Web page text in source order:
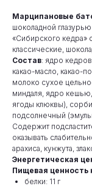
Марципановые
шоколадной
«Сибирского кедра»
классические,
Состав: ядро
какао-масло, какао-
молоко сухое
миндаля, ядро
ягоды клюквы),
подсолнечный
Содержит
оказывать
арахиса, кунжута,
Энергетическая
Пищевая ценность
белки: 11 г